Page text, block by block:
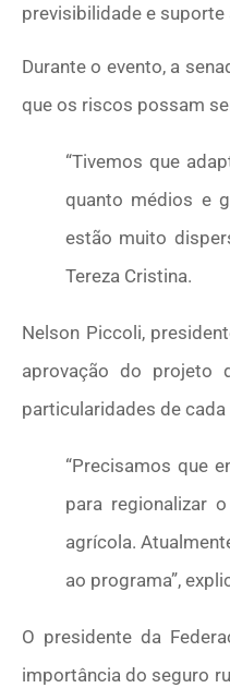
previsibilidade e
Durante o evento, a
que os riscos possam
“Tivemos que
quanto médios e
estão muito
Tereza Cristina.
Nelson Piccoli,
aprovação do projeto
particularidades de cada
“Precisamos que
para regionalizar
agrícola.
ao programa”,
O presidente da
importância do seguro